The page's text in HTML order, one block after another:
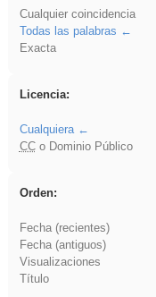
Cualquier coincidencia
Todas las palabras
Exacta
Licencia:
Cualquiera
CCo Dominio Público
Orden:
Fecha (recientes)
Fecha (antiguos)
Visualizaciones
Título